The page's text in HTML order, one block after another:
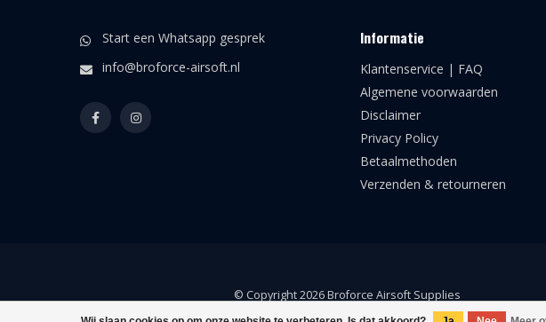
Start een Whatsapp gesprek
info@broforce-airsoft.nl
Informatie
Klantenservice | FAQ
Algemene voorwaarden
Disclaimer
Privacy Policy
Betaalmethoden
Verzenden & retourneren
© Copyright 2026 Broforce Airsoft Supplies